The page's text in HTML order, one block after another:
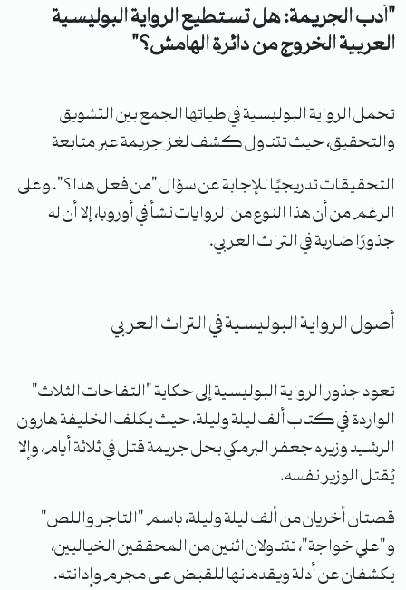
"أدب الجريمة: هل تستطيع الرواية البوليسية
العربية الخروج من دائرة الهامش؟"
تحمل الرواية البوليسية في طياتها الجمع بين التشويق
والتحقيق، حيث تتناول كشف لغز جريمة عبر متابعة
التحقيقات تدريجيًا للإجابة عن سؤال "من فعل هذا؟". وعلى
الرغم من أن هذا النوع من الروايات نشأ في أوروبا، إلا أن له
جذورًا ضاربة في التراث العربي.
أصول الرواية البوليسية في التراث العربي
تعود جذور الرواية البوليسية إلى حكاية "التفاحات الثلاث"
الواردة في كتاب ألف ليلة وليلة، حيث يكلف الخليفة هارون
الرشيد وزيره جعفر البرمكي بحل جريمة قتل في ثلاثة أيام، وإلا
يُقتل الوزير نفسه.
قصتان أخريان من ألف ليلة وليلة، باسم "التاجر واللص"
و"علي خواجة"، تتناولان اثنين من المحققين الخياليين،
يكشفان عن أدلة ويقدمانها للقبض على مجرم وإدانته.